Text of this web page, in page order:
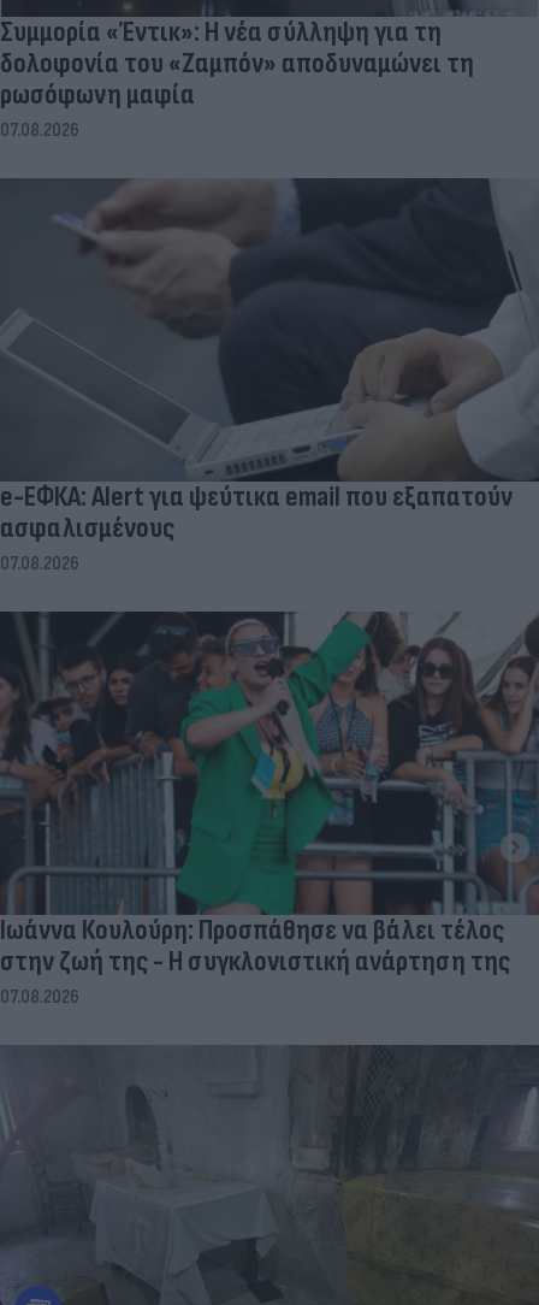
Συμμορία «Έντικ»: Η νέα σύλληψη για τη
δολοφονία του «Ζαμπόν» αποδυναμώνει τη
ρωσόφωνη μαφία
07.08.2026
e-ΕΦΚΑ: Alert για ψεύτικα email που εξαπατούν
ασφαλισμένους
07.08.2026
Ιωάννα Κουλούρη: Προσπάθησε να βάλει τέλος
στην ζωή της - Η συγκλονιστική ανάρτηση της
07.08.2026